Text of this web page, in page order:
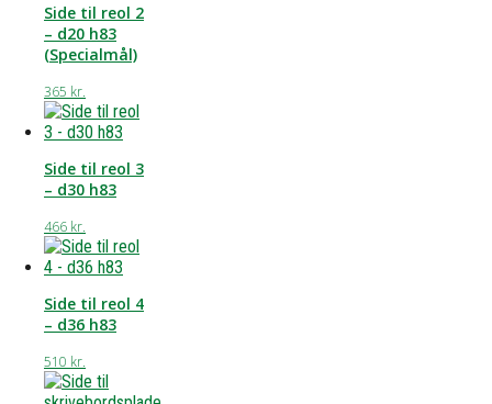
Side til reol 2
– d20 h83
(Specialmål)
365 kr.
Side til reol 3
– d30 h83
466 kr.
Side til reol 4
– d36 h83
510 kr.